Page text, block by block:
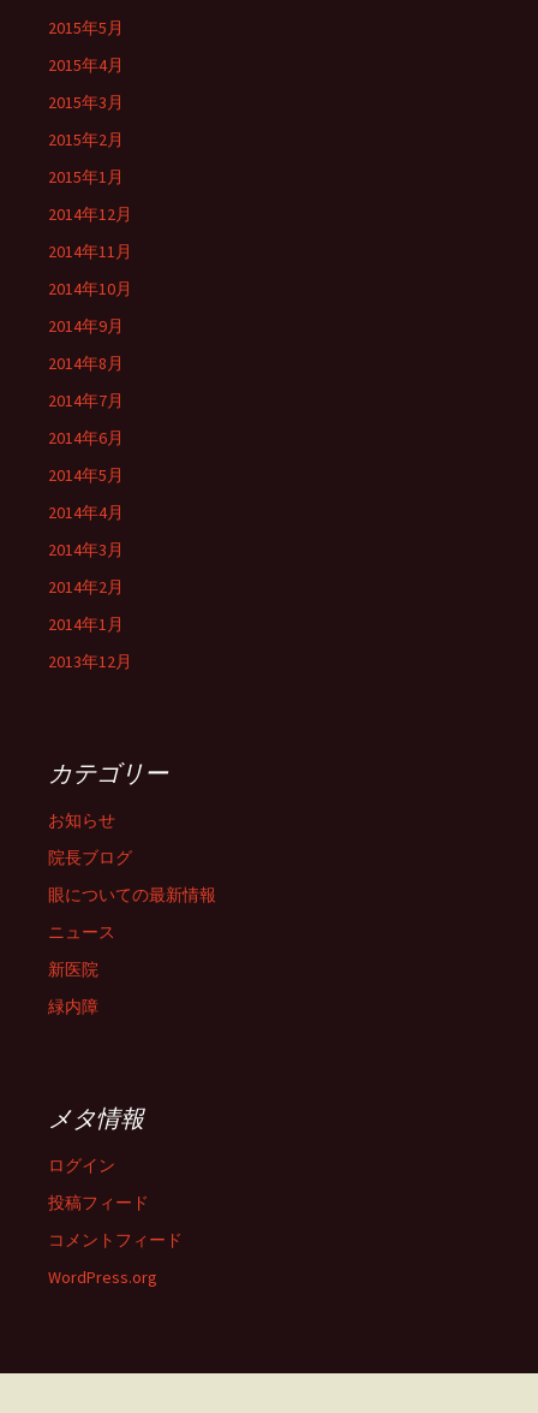
2015年5月
2015年4月
2015年3月
2015年2月
2015年1月
2014年12月
2014年11月
2014年10月
2014年9月
2014年8月
2014年7月
2014年6月
2014年5月
2014年4月
2014年3月
2014年2月
2014年1月
2013年12月
カテゴリー
お知らせ
院長ブログ
眼についての最新情報
ニュース
新医院
緑内障
メタ情報
ログイン
投稿フィード
コメントフィード
WordPress.org